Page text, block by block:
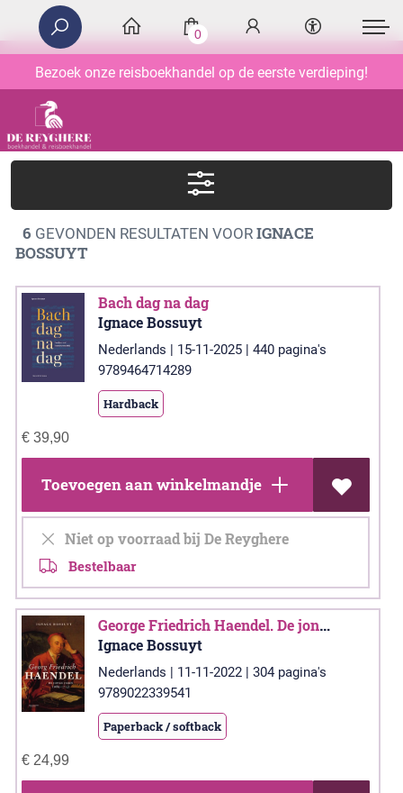
Bezoek onze reisboekhandel op de eerste verdieping!
0
6 GEVONDEN RESULTATEN VOORIGNACE
BOSSUYT
Bach dag na dag
Ignace Bossuyt
Nederlands | 15-11-2025 | 440 pagina's
9789464714289
Hardback
€39,90
Toevoegen aan winkelmandje
Niet op voorraad bij De Reyghere
Bestelbaar
George Friedrich Haendel. De jonge jaren (1685-1713)
Ignace Bossuyt
Nederlands | 11-11-2022 | 304 pagina's
9789022339541
Paperback / softback
€24,99